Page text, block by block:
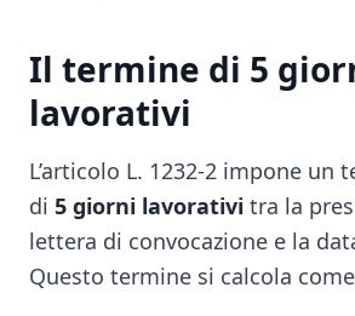
Il termine di 5
lavorativi
L’articolo L. 1232-2 impone un
di 5 giorni lavorativi tra la
lettera di convocazione e la
Questo termine si calcola